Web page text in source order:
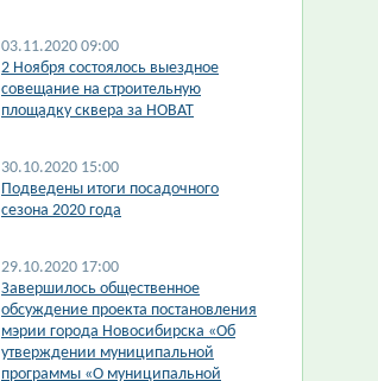
03.11.2020 09:00
2 Ноября состоялось выездное
совещание на строительную
площадку сквера за НОВАТ
30.10.2020 15:00
Подведены итоги посадочного
сезона 2020 года
29.10.2020 17:00
Завершилось общественное
обсуждение проекта постановления
мэрии города Новосибирска «Об
утверждении муниципальной
программы «О муниципальной